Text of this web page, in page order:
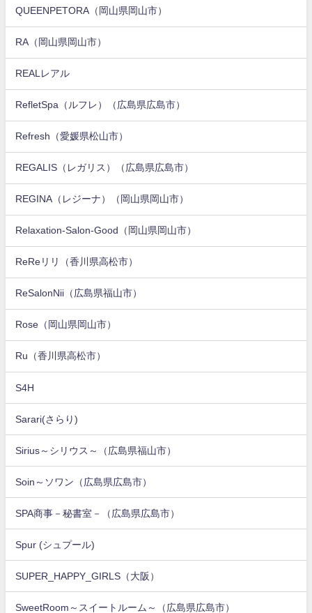
QUEENPETORA（岡山県岡山市）
RA（岡山県岡山市）
REALレアル
RefletSpa（ルフレ）（広島県広島市）
Refresh（愛媛県松山市）
REGALIS（レガリス）（広島県広島市）
REGINA（レジーナ）（岡山県岡山市）
Relaxation-Salon-Good（岡山県岡山市）
ReReリリ（香川県高松市）
ReSalonNii（広島県福山市）
Rose（岡山県岡山市）
Ru（香川県高松市）
S4H
Sarari(さらり)
Sirius～シリウス～（広島県福山市）
Soin～ソワン（広島県広島市）
SPA商事－秘書室－（広島県広島市）
Spur (シュプール)
SUPER_HAPPY_GIRLS（大阪）
SweetRoom～スイートルーム～（広島県広島市）